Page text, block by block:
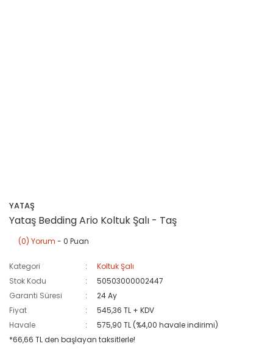
YATAŞ
Yataş Bedding Ario Koltuk Şalı - Taş
(0) Yorum - 0 Puan
Kategori
Koltuk Şalı
Stok Kodu
50503000002447
Garanti Süresi
24 Ay
Fiyat
545,36 TL + KDV
Havale
575,90 TL (%4,00 havale indirimi)
*66,66 TL den başlayan taksitlerle!